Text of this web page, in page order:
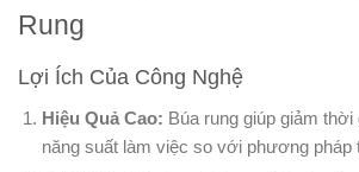
Rung
Lợi Ích Của Công Nghệ
Hiệu Quả Cao: Búa rung giúp giảm thời
năng suất làm việc so với phương pháp